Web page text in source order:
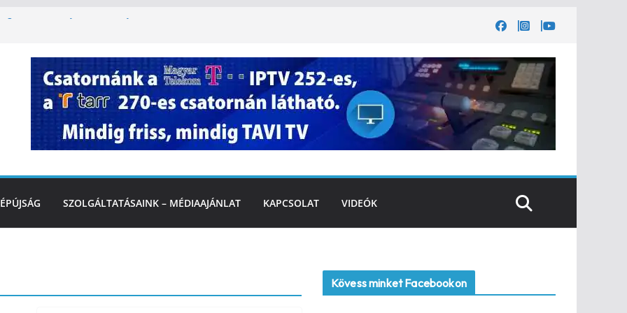
felfrissülés: jövő héten újra berobban
a Rákóczi utcában a hétvégi
3. kerület TVE csapatát fogadta a
SZOLGÁLTATÁSAINK – MÉDIAAJÁNLAT KAPCSOLAT VIDEÓK
Kövess minket Facebookon